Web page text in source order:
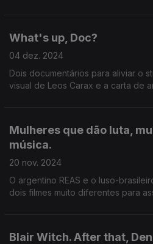
What's up, Doc?
04 dez. 2024
Dois documentários para aliviar o
visual de Leos Carax e a carta de
Mulheres que dão luta,
música.
20 nov. 2024
O argentino REAS e o luso-
dois filmes muito diferentes para
Blair Witch. After that,